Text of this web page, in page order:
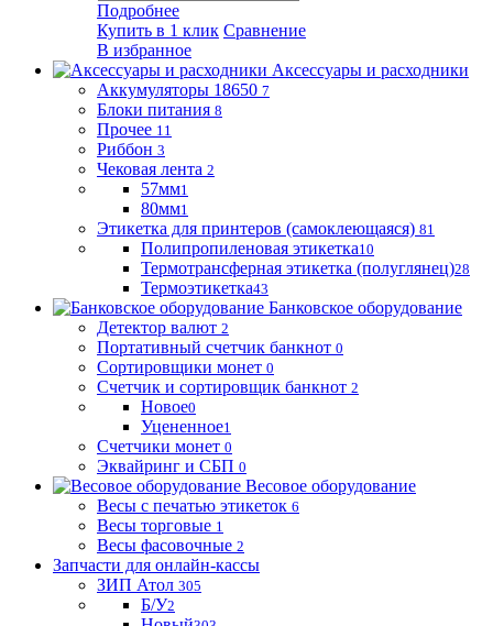
Подробнее
Купить в 1 клик Сравнение
В избранное
Аксессуары и расходники
Аккумуляторы 18650 7
Блоки питания 8
Прочее 11
Риббон 3
Чековая лента 2
57мм1
80мм1
Этикетка для принтеров (самоклеющаяся) 81
Полипропиленовая этикетка10
Термотрансферная этикетка (полуглянец)28
Термоэтикетка43
Банковское оборудование
Детектор валют 2
Портативный счетчик банкнот 0
Сортировщики монет 0
Счетчик и сортировщик банкнот 2
Новое0
Уцененное1
Счетчики монет 0
Эквайринг и СБП 0
Весовое оборудование
Весы с печатью этикеток 6
Весы торговые 1
Весы фасовочные 2
Запчасти для онлайн-кассы
ЗИП Атол 305
Б/У2